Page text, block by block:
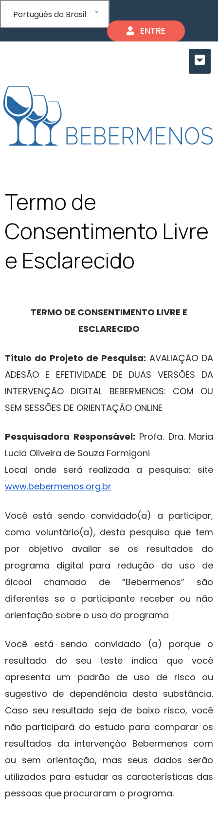
Português do Brasil
ENTRE
Termo de
Consentimento Livre
e Esclarecido
TERMO DE CONSENTIMENTO LIVRE E
ESCLARECIDO
Título do Projeto de Pesquisa: AVALIAÇÃO DA
ADESÃO E EFETIVIDADE DE DUAS VERSÕES DA
INTERVENÇÃO DIGITAL BEBERMENOS: COM OU
SEM SESSÕES DE ORIENTAÇÃO ONLINE
Pesquisadora Responsável: Profa. Dra. Maria
Lucia Oliveira de Souza Formigoni
Local onde será realizada a pesquisa: site
www.bebermenos.org.br
Você está sendo convidado(a) a participar,
como voluntário(a), desta pesquisa que tem
por objetivo avaliar se os resultados do
programa digital para redução do uso de
álcool chamado de “Bebermenos” são
diferentes se o participante receber ou não
orientação sobre o uso do programa
Você está sendo convidado (a) porque o
resultado do seu teste indica que você
apresenta um padrão de uso de risco ou
sugestivo de dependência desta substância.
Caso seu resultado seja de baixo risco, você
não participará do estudo para comparar os
resultados da intervenção Bebermenos com
ou sem orientação, mas seus dados serão
utilizados para estudar as características das
pessoas que procuraram o programa.